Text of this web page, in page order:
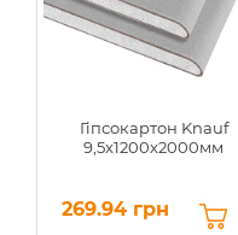
Гіпсокартон Knauf
9,5x1200x2000мм
269.94 грн